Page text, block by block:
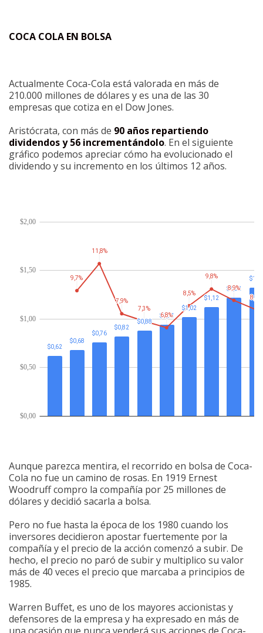
COCA COLA EN BOLSA
Actualmente Coca-Cola está valorada en más de
210.000 millones de dólares y es una de las 30
empresas que cotiza en el Dow Jones.
Aristócrata, con más de 90 años repartiendo
dividendos y 56 incrementándolo. En el siguiente
gráfico podemos apreciar cómo ha evolucionado el
dividendo y su incremento en los últimos 12 años.
Aunque parezca mentira, el recorrido en bolsa de Coca-
Cola no fue un camino de rosas. En 1919 Ernest
Woodruff compro la compañía por 25 millones de
dólares y decidió sacarla a bolsa.
Pero no fue hasta la época de los 1980 cuando los
inversores decidieron apostar fuertemente por la
compañía y el precio de la acción comenzó a subir. De
hecho, el precio no paró de subir y multiplico su valor
más de 40 veces el precio que marcaba a principios de
1985.
Warren Buffet, es uno de los mayores accionistas y
defensores de la empresa y ha expresado en más de